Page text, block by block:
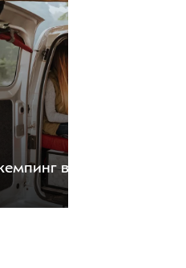
в машине